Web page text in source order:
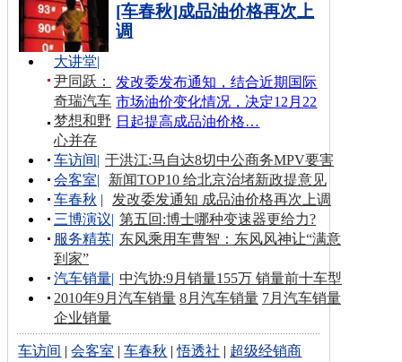
[车春秋]成品油价格再次上
调
发改委发布通知，结合近期国际
市场油价变化情况，决定12月22
日起提高成品油价格…
大讲堂|
尹同跃：
奇瑞汽车
梦想和野
心并存
车访间| 于洪江:马自达8切中公商务MPV要害
会客室|
新闻TOP10 给北京治堵新政提意见
车春秋 |
发改委发通知 成品油价格再次上调
三博演议| 第五回:博士哪种变速器更给力?
服务精英| 东风乘用车曹智：东风风神让“满意
到家”
汽车销量| 中汽协:9月销量155万 销量前十车型
2010年9月汽车销量 8月汽车销量 7月汽车销量
企业销量
车访间 |会客室 |车春秋 |悟透社 | 超级经销商